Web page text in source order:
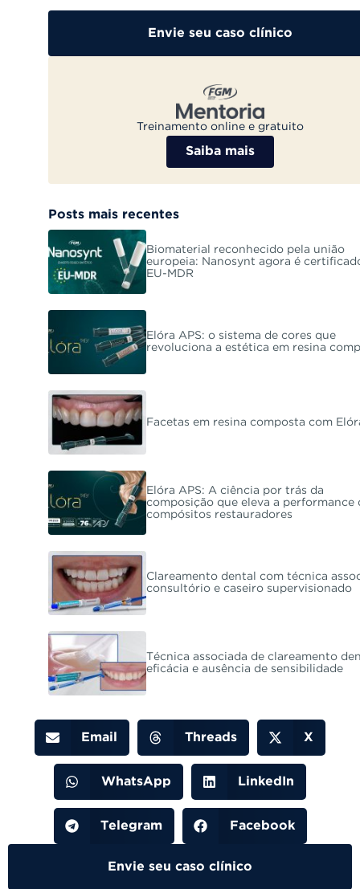
Envie seu caso clínico
Treinamento online e gratuito
Saiba mais
Posts mais recentes
Biomaterial reconhecido pela união
europeia: Nanosynt agora é
EU-MDR
Elóra APS: o sistema de cores que
revoluciona a estética em resina
Facetas em resina composta com
Elóra APS: A ciência por trás da
composição que eleva a performance
compósitos restauradores
Clareamento dental com técnica
consultório e caseiro supervisionado
Técnica associada de clareamento
eficácia e ausência de sensibilidade
Email Threads X
WhatsApp LinkedIn
Telegram Facebook
Envie seu caso clínico